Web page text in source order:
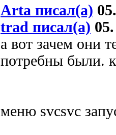
Arta писал(а)
trad писал(а)
а вот зачем они
потребны были.
меню svcsvc